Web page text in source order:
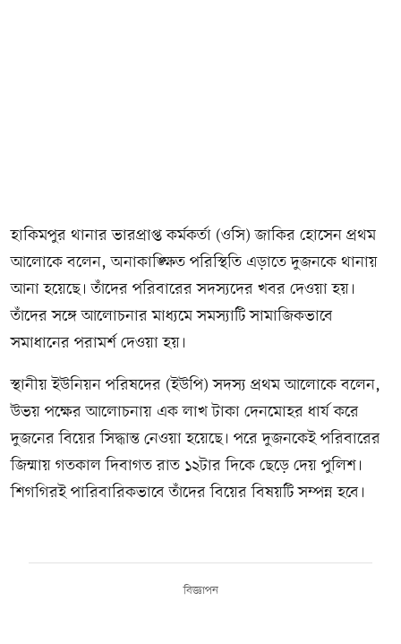
হাকিমপুর থানার ভারপ্রাপ্ত কর্মকর্তা (ওসি) জাকির হোসেন প্রথম
আলোকে বলেন, অনাকাঙ্ক্ষিত পরিস্থিতি এড়াতে দুজনকে থানায়
আনা হয়েছে। তাঁদের পরিবারের সদস্যদের খবর দেওয়া হয়।
তাঁদের সঙ্গে আলোচনার মাধ্যমে সমস্যাটি সামাজিকভাবে
সমাধানের পরামর্শ দেওয়া হয়।
স্থানীয় ইউনিয়ন পরিষদের (ইউপি) সদস্য প্রথম আলোকে বলেন,
উভয় পক্ষের আলোচনায় এক লাখ টাকা দেনমোহর ধার্য করে
দুজনের বিয়ের সিদ্ধান্ত নেওয়া হয়েছে। পরে দুজনকেই পরিবারের
জিম্মায় গতকাল দিবাগত রাত ১২টার দিকে ছেড়ে দেয় পুলিশ।
শিগগিরই পারিবারিকভাবে তাঁদের বিয়ের বিষয়টি সম্পন্ন হবে।
বিজ্ঞাপন